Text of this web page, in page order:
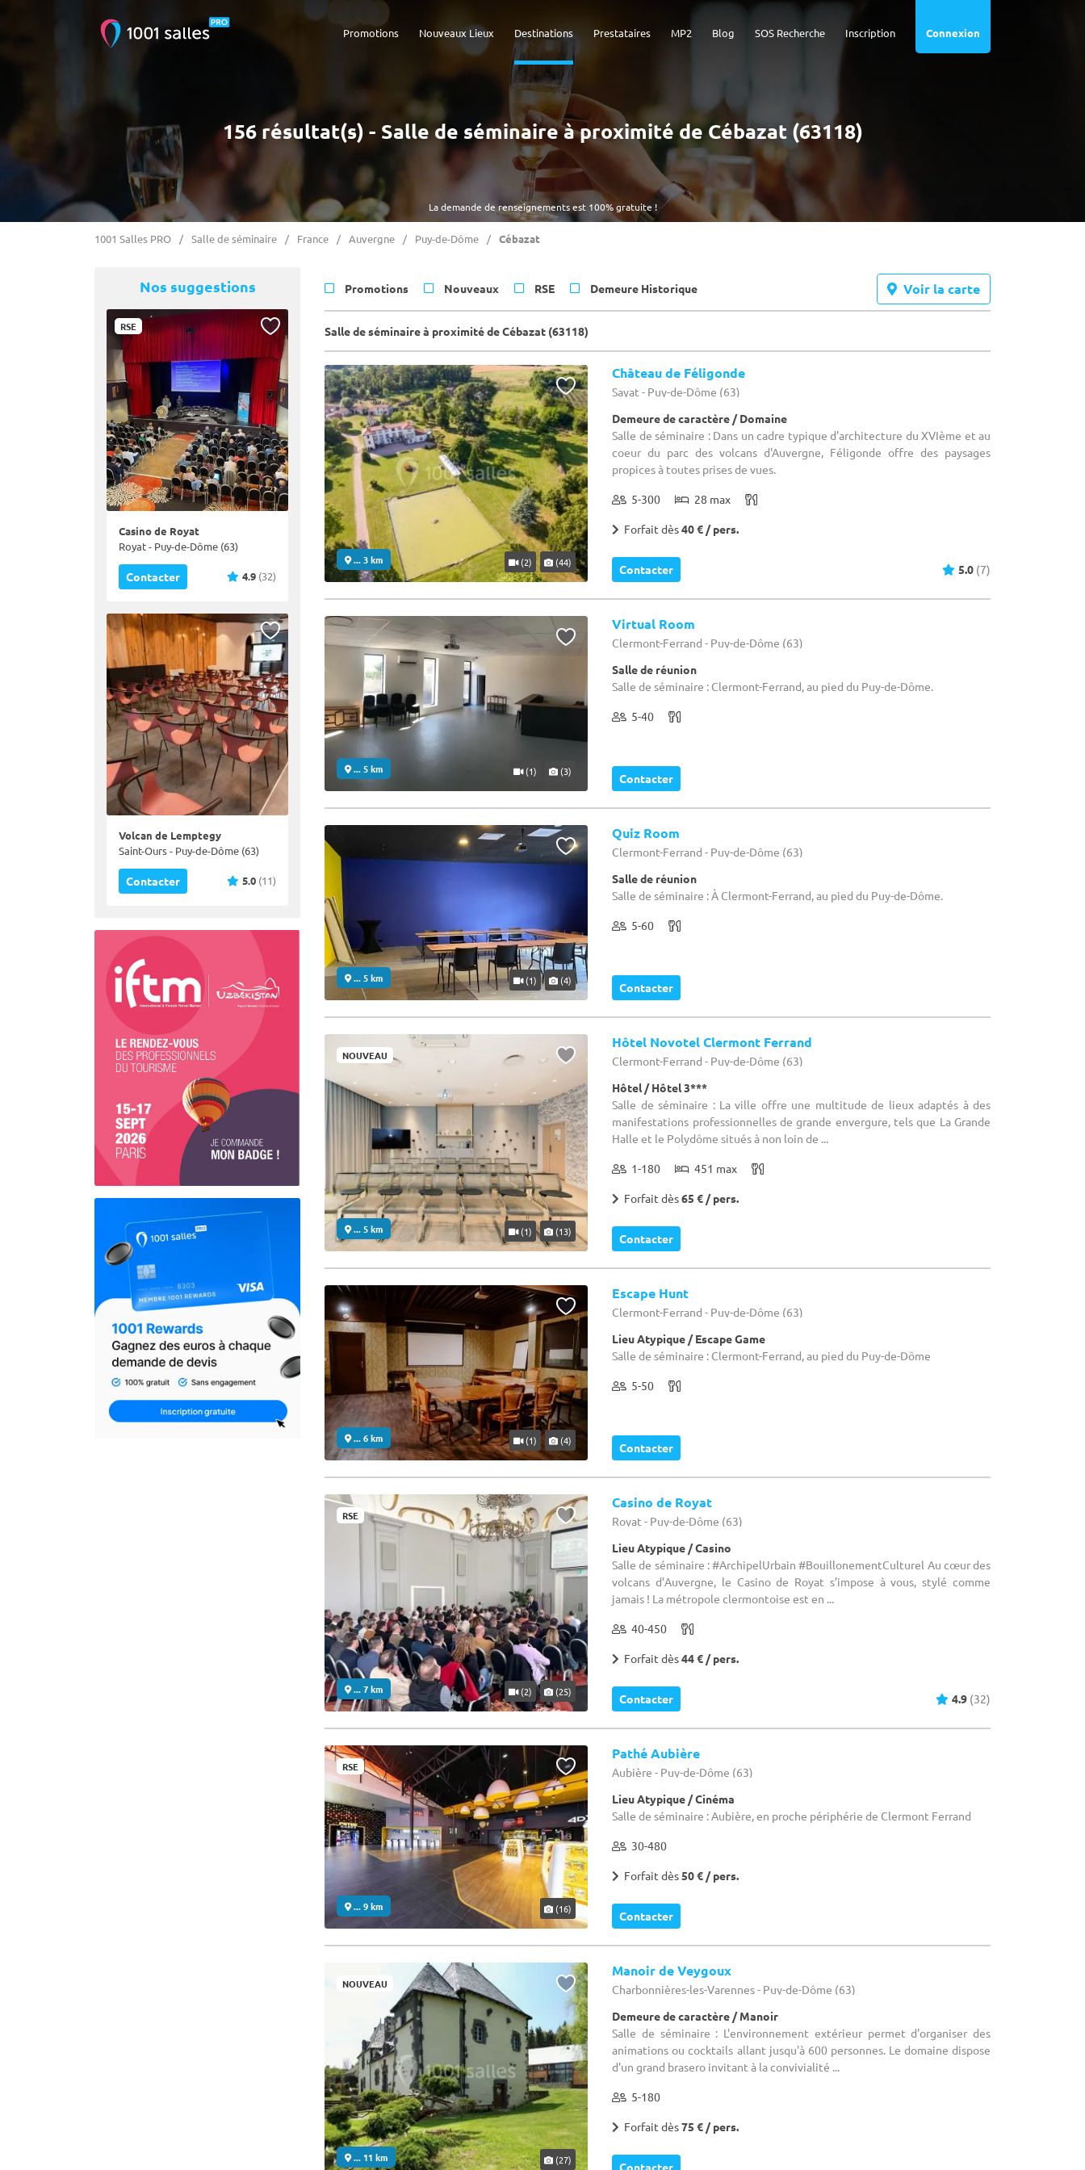
Connexion
Inscription
SOS Recherche
Blog
MP2
Prestataires
Destinations
Nouveaux Lieux
Promotions
La demande de renseignements est 100% gratuite !
156 résultat(s) - Salle de séminaire à proximité de Cébazat (63118)
1001 Salles PRO Salle de séminaire France Auvergne Puy-de-Dôme Cébazat
Nos suggestions
RSE
Casino de Royat
Royat - Puy-de-Dôme (63)
Contacter 4.9 (32)
Volcan de Lemptegy
Saint-Ours - Puy-de-Dôme (63)
Contacter 5.0 (11)
Promotions Nouveaux RSE Demeure Historique Voir la carte
Salle de séminaire à proximité de Cébazat (63118)
... 3 km (2) (44)
Château de Féligonde
Sayat - Puy-de-Dôme (63)
Demeure de caractère / Domaine
Salle de séminaire : Dans un cadre typique d'architecture du XVIème et au
coeur du parc des volcans d'Auvergne, Féligonde offre des paysages
propices à toutes prises de vues.
5-300 28 max
Forfait dès40 € / pers.
Contacter 5.0 (7)
... 5 km (1) (3)
Virtual Room
Clermont-Ferrand - Puy-de-Dôme (63)
Salle de réunion
Salle de séminaire : Clermont-Ferrand, au pied du Puy-de-Dôme.
5-40
Contacter
... 5 km (1) (4)
Quiz Room
Clermont-Ferrand - Puy-de-Dôme (63)
Salle de réunion
Salle de séminaire : À Clermont-Ferrand, au pied du Puy-de-Dôme.
5-60
Contacter
NOUVEAU
... 5 km (1) (13)
Hôtel Novotel Clermont Ferrand
Clermont-Ferrand - Puy-de-Dôme (63)
Hôtel / Hôtel 3***
Salle de séminaire : La ville offre une multitude de lieux adaptés à des
manifestations professionnelles de grande envergure, tels que La Grande
Halle et le Polydôme situés à non loin de ...
1-180 451 max
Forfait dès65 € / pers.
Contacter
... 6 km (1) (4)
Escape Hunt
Clermont-Ferrand - Puy-de-Dôme (63)
Lieu Atypique / Escape Game
Salle de séminaire : Clermont-Ferrand, au pied du Puy-de-Dôme
5-50
Contacter
RSE
... 7 km (2) (25)
Casino de Royat
Royat - Puy-de-Dôme (63)
Lieu Atypique / Casino
Salle de séminaire : #ArchipelUrbain #BouillonementCulturel Au cœur des
volcans d’Auvergne, le Casino de Royat s’impose à vous, stylé comme
jamais ! La métropole clermontoise est en ...
40-450
Forfait dès44 € / pers.
Contacter 4.9 (32)
RSE
... 9 km (16)
Pathé Aubière
Aubière - Puy-de-Dôme (63)
Lieu Atypique / Cinéma
Salle de séminaire : Aubière, en proche périphérie de Clermont Ferrand
30-480
Forfait dès50 € / pers.
Contacter
NOUVEAU
... 11 km (27)
Manoir de Veygoux
Charbonnières-les-Varennes - Puy-de-Dôme (63)
Demeure de caractère / Manoir
Salle de séminaire : L'environnement extérieur permet d'organiser des
animations ou cocktails allant jusqu'à 600 personnes. Le domaine dispose
d'un grand brasero invitant à la convivialité ...
5-180
Forfait dès75 € / pers.
Contacter